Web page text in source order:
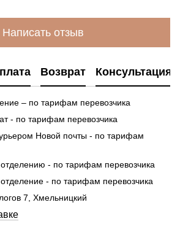
Написать отзыв
Возврат Консультация
– по тарифам перевозчика
- по тарифам перевозчика
Новой почты - по тарифам
отделению - по тарифам перевозчика
- по тарифам перевозчика
7, Хмельницкий